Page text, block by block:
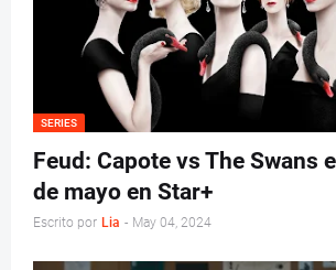
SERIES
Feud: Capote vs The Swans
de mayo en Star+
Escrito por Lia - May 04, 2024